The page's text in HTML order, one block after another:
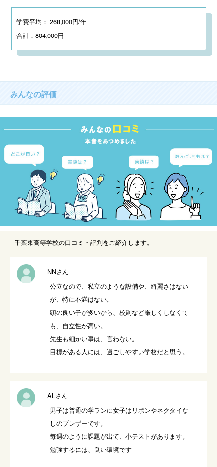
学費平均： 268,000円/年
合計：804,000円
みんなの評価
千葉東高等学校の口コミ・評判をご紹介します。
NNさん
公立なので、私立のような設備や、綺麗さはない
が、特に不満はない。
頭の良い子が多いから、校則など厳しくしなくて
も、自立性が高い。
先生も細かい事は、言わない。
目標がある人には、過ごしやすい学校だと思う。
ALさん
男子は普通の学ランに女子はリボンやネクタイな
しのブレザーです。
毎週のように課題が出て、小テストがあります。
勉強するには、良い環境です